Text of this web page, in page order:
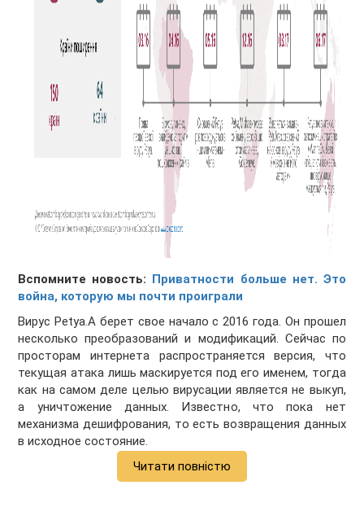
Вспомните новость: Приватности больше нет. Это
война, которую мы почти проиграли
Вирус Petya.A берет свое начало с 2016 года. Он прошел
несколько преобразований и модификаций. Сейчас по
просторам интернета распространяется версия, что
текущая атака лишь маскируется под его именем, тогда
как на самом деле целью вирусации является не выкуп,
а уничтожение данных. Известно, что пока нет
механизма дешифрования, то есть возвращения данных
в исходное состояние.
Читати повністю